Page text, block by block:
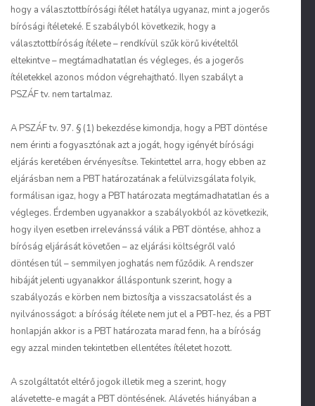
hogy a választottbírósági ítélet hatálya ugyanaz, mint a jogerős
bírósági ítéleteké. E szabályból következik, hogy a
választottbíróság ítélete – rendkívül szűk körű kivételtől
eltekintve – megtámadhatatlan és végleges, és a jogerős
ítéletekkel azonos módon végrehajtható. Ilyen szabályt a
PSZÁF tv. nem tartalmaz.
A PSZÁF tv. 97. § (1) bekezdése kimondja, hogy a PBT döntése
nem érinti a fogyasztónak azt a jogát, hogy igényét bírósági
eljárás keretében érvényesítse. Tekintettel arra, hogy ebben az
eljárásban nem a PBT határozatának a felülvizsgálata folyik,
formálisan igaz, hogy a PBT határozata megtámadhatatlan és a
végleges. Érdemben ugyanakkor a szabályokból az következik,
hogy ilyen esetben irrelevánssá válik a PBT döntése, ahhoz a
bíróság eljárását követően – az eljárási költségről való
döntésen túl – semmilyen joghatás nem fűződik. A rendszer
hibáját jelenti ugyanakkor álláspontunk szerint, hogy a
szabályozás e körben nem biztosítja a visszacsatolást és a
nyilvánosságot: a bíróság ítélete nem jut el a PBT-hez, és a PBT
honlapján akkor is a PBT határozata marad fenn, ha a bíróság
egy azzal minden tekintetben ellentétes ítéletet hozott.
A szolgáltatót eltérő jogok illetik meg a szerint, hogy
alávetette-e magát a PBT döntésének. Alávetés hiányában a